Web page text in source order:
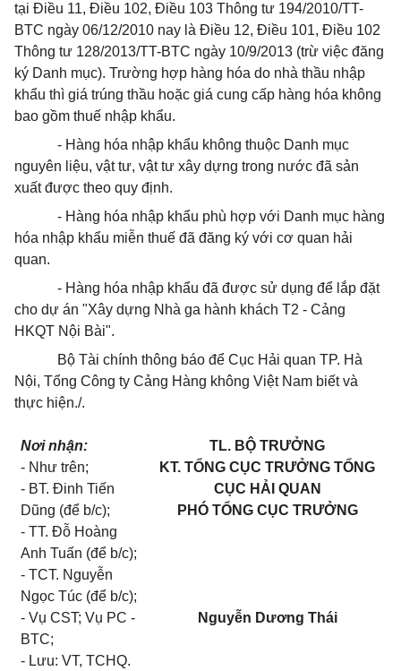
tại Điều 11, Điều 102, Điều 103 Thông tư 194/2010/TT-
BTC ngày 06/12/2010 nay là Điều 12, Điều 101, Điều 102
Thông tư 128/2013/TT-BTC ngày 10/9/2013 (trừ việc đăng
ký Danh mục). Trường hợp hàng hóa do nhà thầu nhập
khẩu thì giá trúng thầu hoặc giá cung cấp hàng hóa không
bao gồm thuế nhập khẩu.
- Hàng hóa nhập khẩu không thuộc Danh mục
nguyên liệu, vật tư, vật tư xây dựng trong nước đã sản
xuất được theo quy định.
- Hàng hóa nhập khẩu phù hợp với Danh mục hàng
hóa nhập khẩu miễn thuế đã đăng ký với cơ quan hải
quan.
- Hàng hóa nhập khẩu đã được sử dụng để lắp đặt
cho dự án "Xây dựng Nhà ga hành khách T2 - Cảng
HKQT Nội Bài".
Bộ Tài chính thông báo để Cục Hải quan TP. Hà
Nội, Tổng Công ty Cảng Hàng không Việt Nam biết và
thực hiện./.
Nơi nhận:
- Như trên;
- BT. Đinh Tiến
Dũng (để b/c);
- TT. Đỗ Hoàng
Anh Tuấn (để b/c);
- TCT. Nguyễn
Ngọc Túc (để b/c);
- Vụ CST; Vụ PC -
BTC;
- Lưu: VT, TCHQ.
TL. BỘ TRƯỞNG
KT. TỔNG CỤC TRƯỞNG TỔNG
CỤC HẢI QUAN
PHÓ TỔNG CỤC TRƯỞNG
Nguyễn Dương Thái